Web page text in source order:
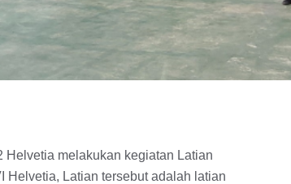
Helvetia melakukan kegiatan Latian
Helvetia, Latian tersebut adalah latian